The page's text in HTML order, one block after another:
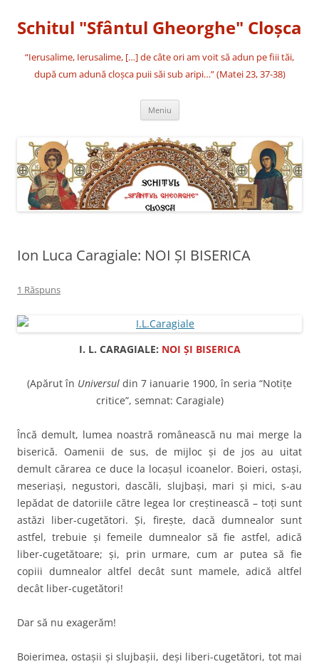
conținut
Schitul "Sfântul Gheorghe" Cloşca
“Ierusalime, Ierusalime, […] de câte ori am voit să adun pe fiii tăi,
după cum adună cloşca puii săi sub aripi…” (Matei 23, 37-38)
Meniu
Ion Luca Caragiale: NOI ŞI BISERICA
1 Răspuns
I. L. CARAGIALE: NOI ŞI BISERICA
(Apărut în Universul din 7 ianuarie 1900, în seria “Notiţe
critice”, semnat: Caragiale)
Încă demult, lumea noastră românească nu mai merge la
biserică. Oamenii de sus, de mijloc şi de jos au uitat
demult cărarea ce duce la locaşul icoanelor. Boieri, ostaşi,
meseriaşi, negustori, dascăli, slujbaşi, mari şi mici, s-au
lepădat de datoriile către legea lor creştinească – toţi sunt
astăzi liber-cugetători. Şi, fireşte, dacă dumnealor sunt
astfel, trebuie şi femeile dumnealor să fie astfel, adică
liber-cugetătoare; şi, prin urmare, cum ar putea să fie
copiii dumnealor altfel decât sunt mamele, adică altfel
decât liber-cugetători!
Dar să nu exagerăm!
Boierimea, ostaşii şi slujbaşii, deşi liberi-cugetători, tot mai